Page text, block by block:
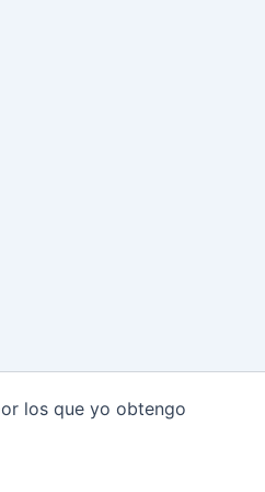
los que yo obtengo